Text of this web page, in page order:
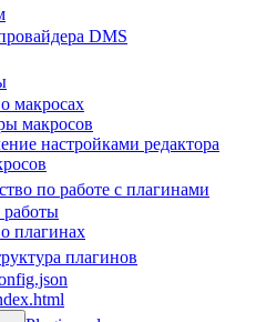
DMS
макросах
макросов
настройками редактора
по работе с плагинами
работы
плагинах
плагинов